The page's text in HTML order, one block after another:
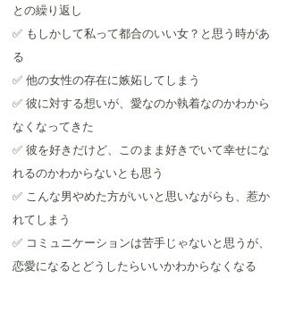
との繰り返し
✅ もしかして私って都合のいい女？と思う時があ
る
✅ 他の女性の存在に嫉妬してしまう
✅ 彼に対する想いが、愛なのか執着なのかわから
なくなってきた
✅ 彼を好きだけど、このまま好きでいて幸せにな
れるのかわからないとも思う
✅ こんな男やめた方がいいと思いながらも、惹か
れてしまう
✅ コミュニケーションは苦手じゃないと思うが、
恋愛になるとどうしたらいいかわからなくなる